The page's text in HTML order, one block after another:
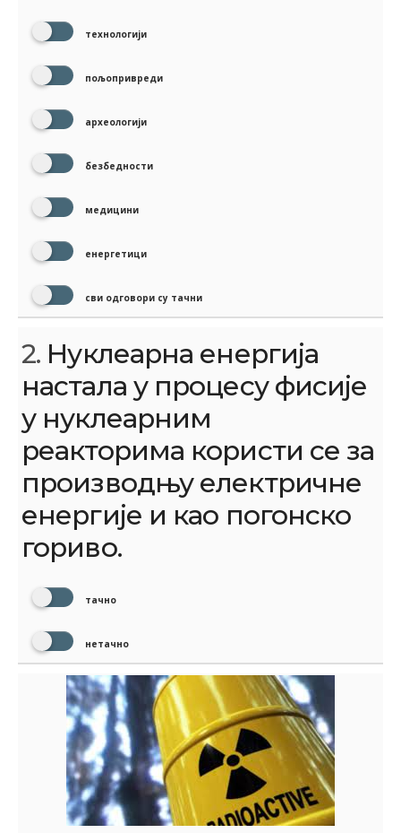
технологији
пољопривреди
археологији
безбедности
медицини
енергетици
сви одговори су тачни
2. Нуклеарна енергија
настала у процесу фисије
у нуклеарним
реакторима користи се за
производњу електричне
енергије и као погонско
гориво.
тачно
нетачно